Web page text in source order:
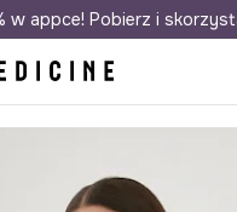
Darmowa dostawa do
w appce! Pobierz i